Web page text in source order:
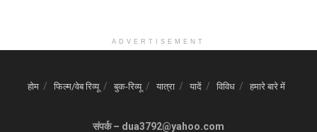
ADVERTISEMENT
होम फिल्म/वेब रिव्यू बुक-रिव्यू यात्रा यादें विविध हमारे बारे में
संपर्क – dua3792@yahoo.com